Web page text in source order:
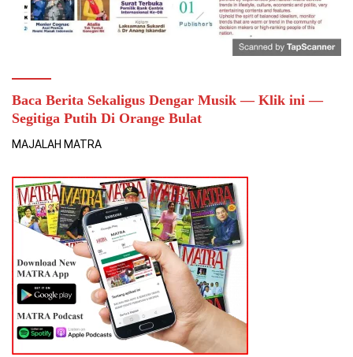
Baca Berita Sekaligus Dengar Musik — Klik ini —
Segitiga Putih Di Orange Bulat
MAJALAH MATRA